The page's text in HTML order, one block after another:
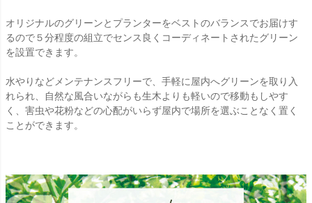
オリジナルのグリーンとプランターをベストのバランスでお届けす
るので５分程度の組立でセンス良くコーディネートされたグリーン
を設置できます。
水やりなどメンテナンスフリーで、手軽に屋内へグリーンを取り入
れられ、自然な風合いながらも生木よりも軽いので移動もしやす
く、害虫や花粉などの心配がいらず屋内で場所を選ぶことなく置く
ことができます。